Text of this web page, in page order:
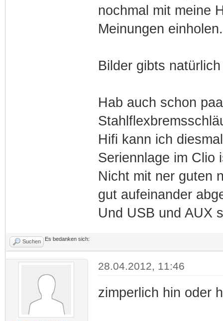
nochmal mit meine
Meinungen einholen.
Bilder gibts
Hab auch schon
Hifi kann ich
Seriennlage im Clio
Nicht mit ner guten
gut aufeinander
Und USB und AUX
Suchen Es bedanken sich:
28.04.2012, 11:46
zimperlich hin oder